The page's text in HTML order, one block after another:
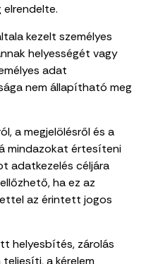
kezelt személyes
helyességét vagy
adat
nem állapítható meg
a megjelölésről és a
mindazokat értesíteni
adatkezelés céljára
ha ez az
az érintett jogos
helyesbítés, zárolás
a kérelem